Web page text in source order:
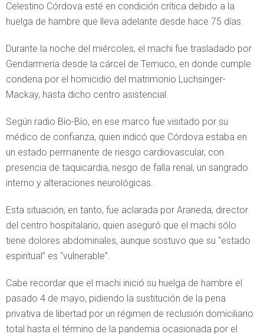
Celestino Córdova esté en condición crítica debido a la
huelga de hambre que lleva adelante desde hace 75 días.
Durante la noche del miércoles, el machi fue trasladado por
Gendarmería desde la cárcel de Temuco, en donde cumple
condena por el homicidio del matrimonio Luchsinger-
Mackay, hasta dicho centro asistencial.
Según radio Bío-Bío, en ese marco fue visitado por su
médico de confianza, quien indicó que Córdova estaba en
un estado permanente de riesgo cardiovascular, con
presencia de taquicardia, riesgo de falla renal, un sangrado
interno y alteraciones neurológicas.
Esta situación, en tanto, fue aclarada por Araneda, director
del centro hospitalario, quien aseguró que el machi sólo
tiene dolores abdominales, aunque sostuvo que su “estado
espiritual” es “vulnerable”.
Cabe recordar que el machi inició su huelga de hambre el
pasado 4 de mayo, pidiendo la sustitución de la pena
privativa de libertad por un régimen de reclusión domiciliario
total hasta el término de la pandemia ocasionada por el